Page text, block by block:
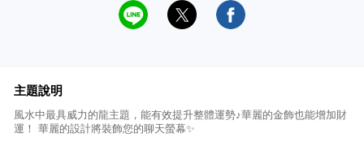
主題說明
風水中最具威力的龍主題，能有效提升整體運勢♪華麗的金飾也能增加財
運！ 華麗的設計將裝飾您的聊天螢幕✨